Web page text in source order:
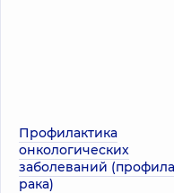
Профилактика
онкологических
заболеваний
рака)